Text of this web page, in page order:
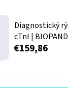
Diagnostický
cTnI |
€159,86